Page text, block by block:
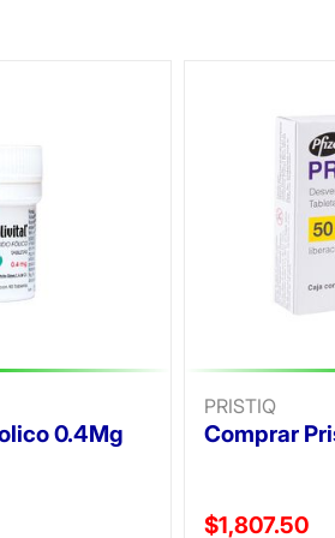
0.4Mg
PRISTIQ
Comprar
Precio
$1,807.50